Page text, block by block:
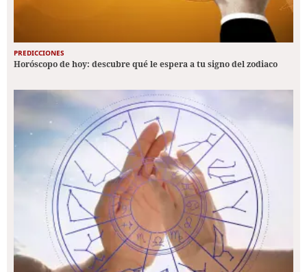
PREDICCIONES
Horóscopo de hoy: descubre qué le espera a tu signo del zodiaco